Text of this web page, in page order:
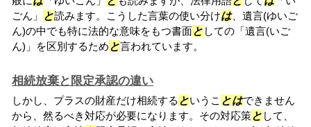
ごん」
と読みます。こうした言葉の使い分けは、遺言(ゆいご
ん)の中でも特に法的な意味をもつ書面と しての「遺言(いご
ん)」を区別するため と言われています。
相続放棄と限定承認の違い
しかし、プラスの財産だけ相続する というこ とはできません
から、然るべき対応が必要になります。その対応策と して、